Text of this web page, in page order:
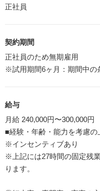
正社員
契約期間
正社員のため無期雇用
※試用期間6ヶ月：期間中の
給与
月給 240,000円〜300,000円
■経験・年齢・能力を考慮
※インセンティブあり
※上記には27時間の固定残
ります。